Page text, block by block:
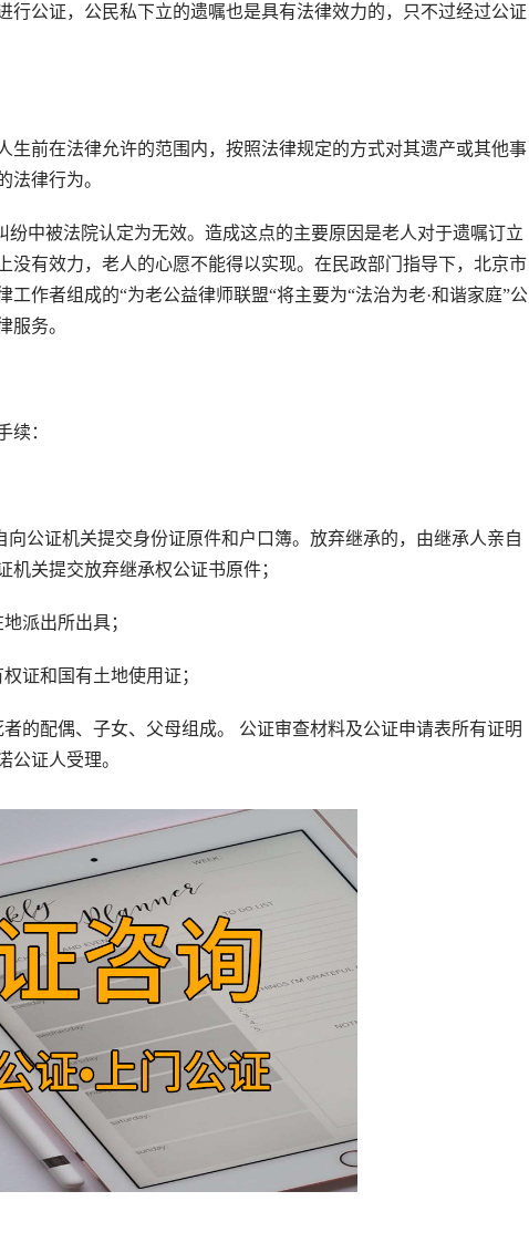
公证，公民私下立的遗嘱也是具有法律效力的，只不过经过公证
前在法律允许的范围内，按照法律规定的方式对其遗产或其他事
法律行为。
中被法院认定为无效。造成这点的主要原因是老人对于遗嘱订立
没有效力，老人的心愿不能得以实现。在民政部门指导下，北京市
作者组成的“为老公益律师联盟“将主要为“法治为老·和谐家庭”公
服务。
：
证机关提交身份证原件和户口簿。放弃继承的，由继承人亲自
关提交放弃继承权公证书原件；
派出所出具；
证和国有土地使用证；
配偶、子女、父母组成。 公证审查材料及公证申请表所有证明
公证人受理。